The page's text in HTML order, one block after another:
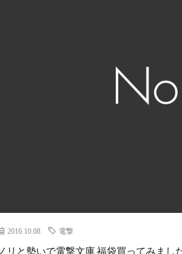
2016.10.08 電撃
ノリと勢いで電撃文庫 福袋買ってみま